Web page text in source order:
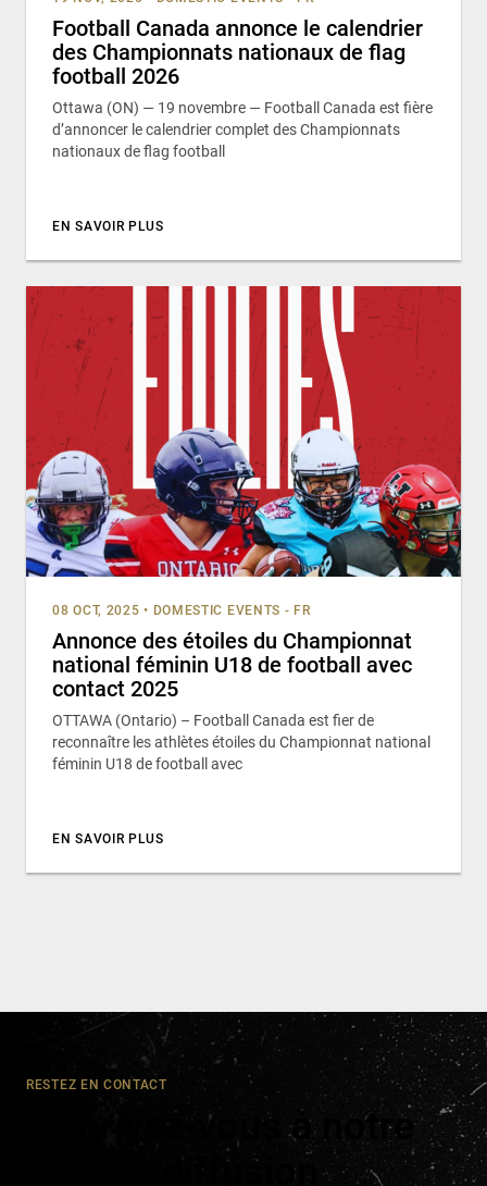
Football Canada annonce le calendrier
des Championnats nationaux de flag
football 2026
Ottawa (ON) — 19 novembre — Football Canada est fière
d’annoncer le calendrier complet des Championnats
nationaux de flag football
EN SAVOIR PLUS
08 OCT, 2025 • DOMESTIC EVENTS - FR
Annonce des étoiles du Championnat
national féminin U18 de football avec
contact 2025
OTTAWA (Ontario) – Football Canada est fier de
reconnaître les athlètes étoiles du Championnat national
féminin U18 de football avec
EN SAVOIR PLUS
RESTEZ EN CONTACT
Inscrivez-vous à notre
liste de diffusion